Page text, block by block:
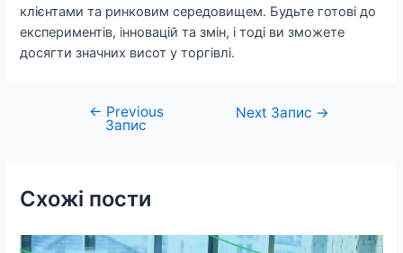
клієнтами та ринковим середовищем. Будьте готові до
експериментів, інновацій та змін, і тоді ви зможете
досягти значних висот у торгівлі.
Навігація
← Previous
Запис
Next Запис →
Схожі пости